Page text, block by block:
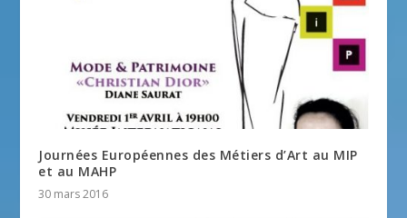
Journées Européennes des Métiers d’Art au MIP
et au MAHP
30 mars 2016